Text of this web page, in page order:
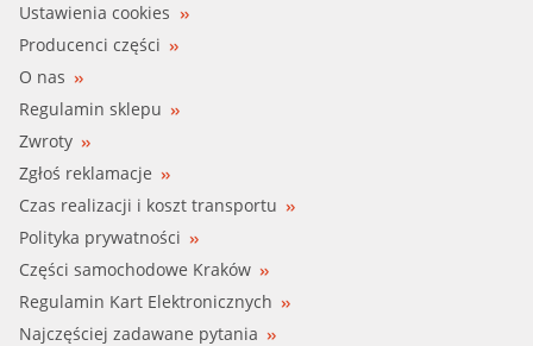
BMW (1 720 881)
BMW (1 720 883)
BMW (1 720 892)
BMW (1 720 893)
BMW (11 51 1 271 436)
Ustawienia cookies
Producenci części
O nas
Regulamin sklepu
Zwroty
Zgłoś reklamacje
Czas realizacji i koszt transportu
Polityka prywatności
Części samochodowe Kraków
Regulamin Kart Elektronicznych
Najczęściej zadawane pytania